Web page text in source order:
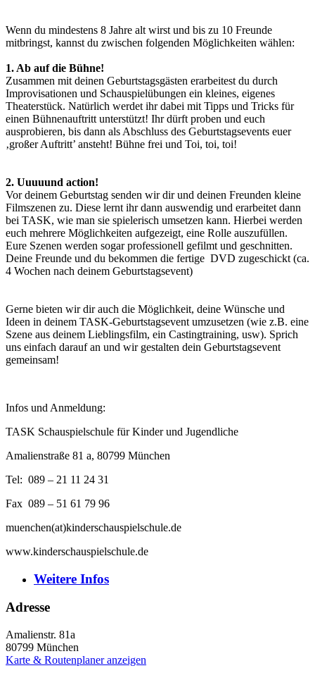
Wenn du mindestens 8 Jahre alt wirst und bis zu 10 Freunde
mitbringst, kannst du zwischen folgenden Möglichkeiten wählen:
1. Ab auf die Bühne!
Zusammen mit deinen Geburtstagsgästen erarbeitest du durch
Improvisationen und Schauspielübungen ein kleines, eigenes
Theaterstück. Natürlich werdet ihr dabei mit Tipps und Tricks für
einen Bühnenauftritt unterstützt! Ihr dürft proben und euch
ausprobieren, bis dann als Abschluss des Geburtstagsevents euer
‚großer Auftritt’ ansteht! Bühne frei und Toi, toi, toi!
2. Uuuuund action!
Vor deinem Geburtstag senden wir dir und deinen Freunden kleine
Filmszenen zu. Diese lernt ihr dann auswendig und erarbeitet dann
bei TASK, wie man sie spielerisch umsetzen kann. Hierbei werden
euch mehrere Möglichkeiten aufgezeigt, eine Rolle auszufüllen.
Eure Szenen werden sogar professionell gefilmt und geschnitten.
Deine Freunde und du bekommen die fertige DVD zugeschickt (ca.
4 Wochen nach deinem Geburtstagsevent)
Gerne bieten wir dir auch die Möglichkeit, deine Wünsche und
Ideen in deinem TASK-Geburtstagsevent umzusetzen (wie z.B. eine
Szene aus deinem Lieblingsfilm, ein Castingtraining, usw). Sprich
uns einfach darauf an und wir gestalten dein Geburtstagsevent
gemeinsam!
Infos und Anmeldung:
TASK Schauspielschule für Kinder und Jugendliche
Amalienstraße 81 a, 80799 München
Tel: 089 – 21 11 24 31
Fax 089 – 51 61 79 96
muenchen(at)kinderschauspielschule.de
www.kinderschauspielschule.de
Weitere Infos
Adresse
Amalienstr. 81a
80799 München
Karte & Routenplaner anzeigen